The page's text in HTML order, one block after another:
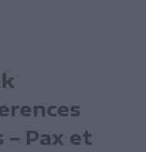
Pax et